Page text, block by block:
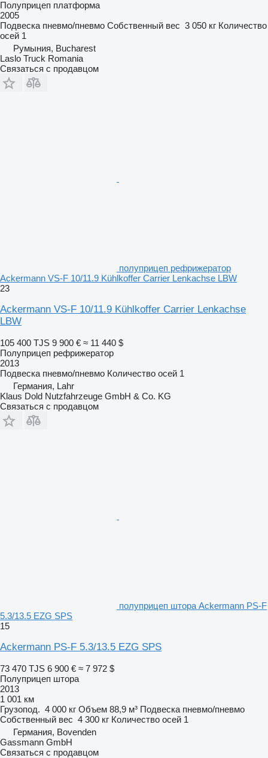
Полуприцеп платформа
2005
Подвеска пневмо/пневмо Собственный вес 3 050 кг Количество
осей 1
Румыния, Bucharest
Laslo Truck Romania
Связаться с продавцом
полуприцеп рефрижератор
Ackermann VS-F 10/11.9 Kühlkoffer Carrier Lenkachse LBW
23
Ackermann VS-F 10/11.9 Kühlkoffer Carrier Lenkachse
LBW
105 400 TJS 9 900 € ≈ 11 440 $
Полуприцеп рефрижератор
2013
Подвеска пневмо/пневмо Количество осей 1
Германия, Lahr
Klaus Dold Nutzfahrzeuge GmbH & Co. KG
Связаться с продавцом
полуприцеп штора Ackermann PS-F
5.3/13.5 EZG SPS
15
Ackermann PS-F 5.3/13.5 EZG SPS
73 470 TJS 6 900 € ≈ 7 972 $
Полуприцеп штора
2013
1 001 км
Грузопод. 4 000 кг Объем 88,9 м³ Подвеска пневмо/пневмо
Собственный вес 4 300 кг Количество осей 1
Германия, Bovenden
Gassmann GmbH
Связаться с продавцом